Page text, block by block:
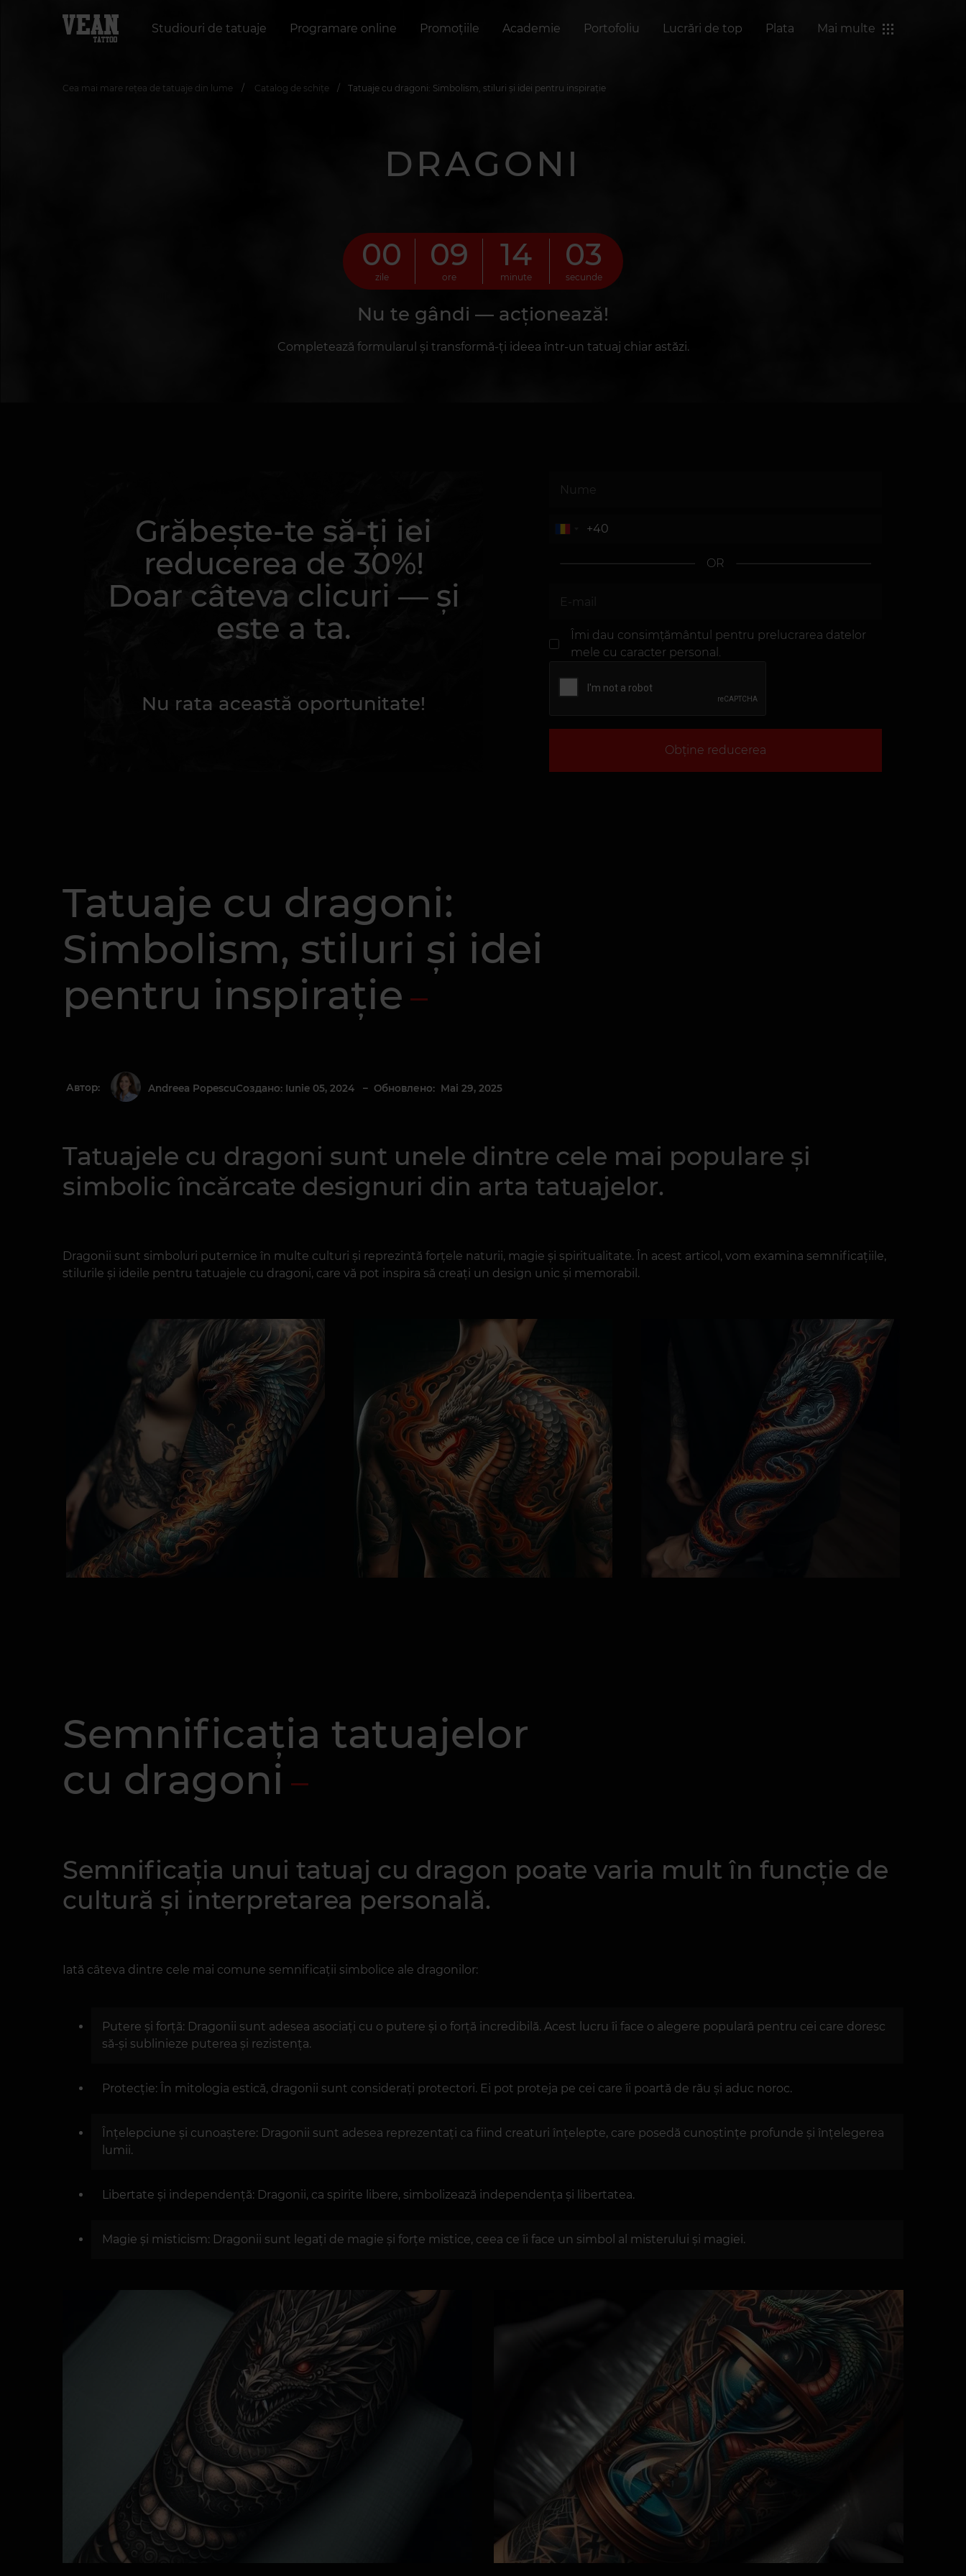
Studiouri de tatuaje Programare online Promoțiile Academie Portofoliu Lucrări de top Plata Mai multe
Cea mai mare rețea de tatuaje din lume Catalog de schițe Tatuaje cu dragoni: Simbolism, stiluri și idei pentru inspirație
DRAGONI
00
zile
09
ore
14
minute
02
secunde
Nu te gândi — acționează!
Completează formularul și transformă-ți ideea într-un tatuaj chiar astăzi.
Grăbește-te să-ți iei
reducerea de 30%!
Doar câteva clicuri — și
este a ta.
Nu rata această oportunitate!
OR
Îmi dau consimțământul pentru prelucrarea datelor
mele cu caracter personal.
Obține reducerea
Tatuaje cu dragoni:
Simbolism, stiluri și idei
pentru inspirație
Автор: Andreea PopescuСоздано: Iunie 05, 2024 – Обновлено: Mai 29, 2025
Tatuajele cu dragoni sunt unele dintre cele mai populare și
simbolic încărcate designuri din arta tatuajelor.
Dragonii sunt simboluri puternice în multe culturi și reprezintă forțele naturii, magie și spiritualitate. În acest articol, vom examina semnificațiile,
stilurile și ideile pentru tatuajele cu dragoni, care vă pot inspira să creați un design unic și memorabil.
Semnificația tatuajelor
cu dragoni
Semnificația unui tatuaj cu dragon poate varia mult în funcție de
cultură și interpretarea personală.
Iată câteva dintre cele mai comune semnificații simbolice ale dragonilor:
Putere și forță: Dragonii sunt adesea asociați cu o putere și o forță incredibilă. Acest lucru îi face o alegere populară pentru cei care doresc
să-și sublinieze puterea și rezistența.
Protecție: În mitologia estică, dragonii sunt considerați protectori. Ei pot proteja pe cei care îi poartă de rău și aduc noroc.
Înțelepciune și cunoaștere: Dragonii sunt adesea reprezentați ca fiind creaturi înțelepte, care posedă cunoștințe profunde și înțelegerea
lumii.
Libertate și independență: Dragonii, ca spirite libere, simbolizează independența și libertatea.
Magie și misticism: Dragonii sunt legați de magie și forțe mistice, ceea ce îi face un simbol al misterului și magiei.